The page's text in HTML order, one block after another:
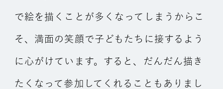
で絵を描くことが多くなってしまうからこ
そ、満面の笑顔で子どもたちに接するよう
に心がけています。すると、だんだん描き
たくなって参加してくれることもありまし